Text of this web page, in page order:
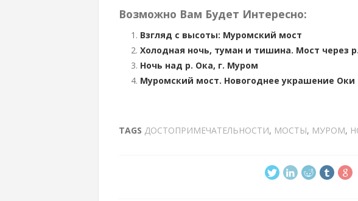
Возможно Вам Будет Интересно:
Взгляд с высоты: Муромский мост
Холодная ночь, туман и тишина. Мост через
Ночь над р. Ока, г. Муром
Муромский мост. Новогоднее украшение Оки
TAGS ДОСТОПРИМЕЧАТЕЛЬНОСТИ, МОСТЫ, МУРОМ,